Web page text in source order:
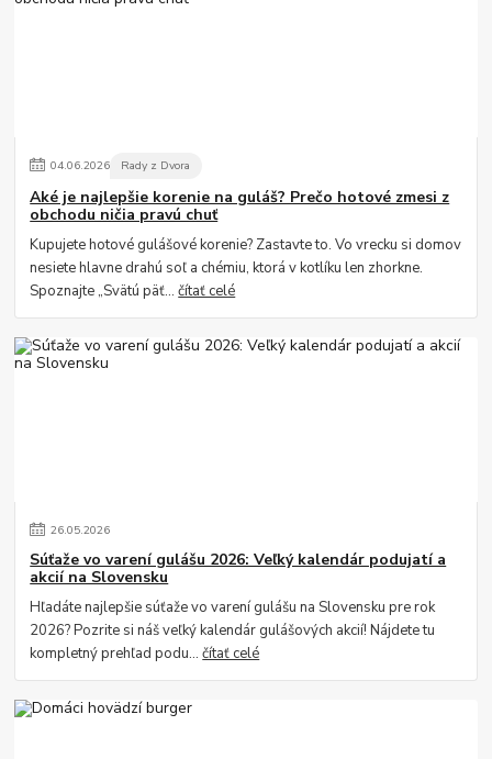
04.06.2026 Rady z Dvora
Aké je najlepšie korenie na guláš? Prečo hotové zmesi z
obchodu ničia pravú chuť
Kupujete hotové gulášové korenie? Zastavte to. Vo vrecku si domov
nesiete hlavne drahú soľ a chémiu, ktorá v kotlíku len zhorkne.
Spoznajte „Svätú päť...čítať celé
26.05.2026
Súťaže vo varení gulášu 2026: Veľký kalendár podujatí a
akcií na Slovensku
Hľadáte najlepšie súťaže vo varení gulášu na Slovensku pre rok
2026? Pozrite si náš veľký kalendár gulášových akcií! Nájdete tu
kompletný prehľad podu...čítať celé